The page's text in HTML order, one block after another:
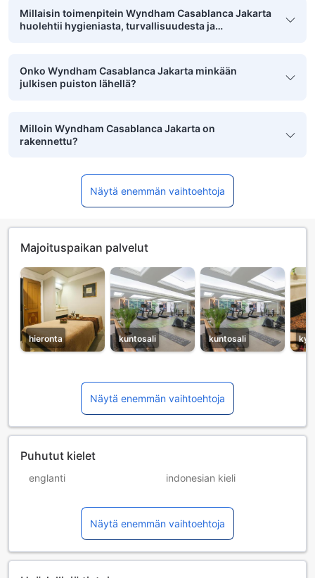
Millaisin toimenpitein Wyndham Casablanca Jakarta
huolehtii hygieniasta, turvallisuudesta ja
Onko Wyndham Casablanca Jakarta minkään
julkisen puiston lähellä?
Milloin Wyndham Casablanca Jakarta on
rakennettu?
Näytä enemmän vaihtoehtoja
Majoituspaikan palvelut
hieronta kuntosali kuntosali
Näytä enemmän vaihtoehtoja
Puhutut kielet
englanti indonesian kieli
ranska
Näytä enemmän vaihtoehtoja